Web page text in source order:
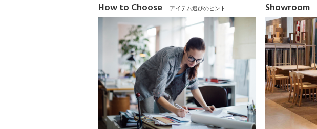
How to Choose アイテム選びのヒント Showroom